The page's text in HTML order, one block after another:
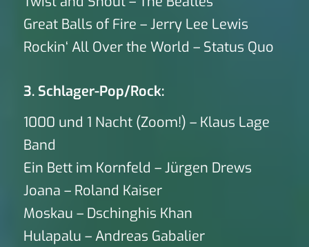
Great Balls of Fire – Jerry Lee Lewis
Rockin‘ All Over the World – Status Quo
3. Schlager-Pop/Rock:
1000 und 1 Nacht (Zoom!) – Klaus Lage
Band
Ein Bett im Kornfeld – Jürgen Drews
Joana – Roland Kaiser
Moskau – Dschinghis Khan
Hulapalu – Andreas Gabalier